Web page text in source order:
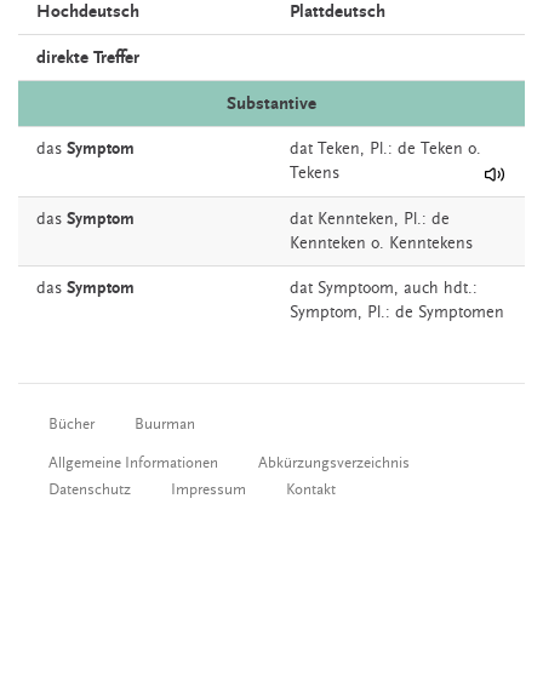
Hochdeutsch Plattdeutsch
direkte Treffer
Substantive
das Symptom dat Teken, Pl.: de Teken o.
Tekens
das Symptom dat Kennteken, Pl.: de
Kennteken o. Kenntekens
das Symptom dat Symptoom, auch hdt.:
Symptom, Pl.: de Symptomen
Bücher Buurman
Allgemeine Informationen
Abkürzungsverzeichnis
Datenschutz
Impressum Kontakt